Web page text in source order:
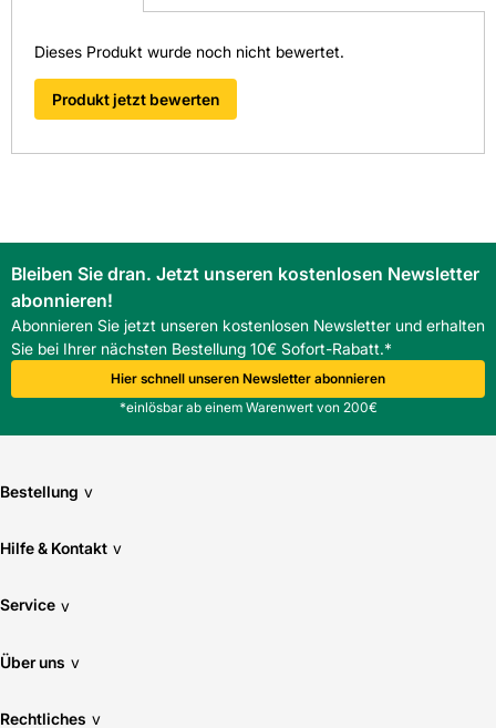
Fliesen-Kemmler Horb
Fliesen-Kemmler Oberndorf
Ort. Finden Sie hier Ihre nächste Kemmler
Dieses Produkt wurde noch nicht bewertet.
Produkt jetzt bewerten
Bleiben Sie dran. Jetzt unseren kostenlosen Newsletter
abonnieren!
Abonnieren Sie jetzt unseren kostenlosen Newsletter und erhalten
Sie bei Ihrer nächsten Bestellung 10€ Sofort-Rabatt.*
Hier schnell unseren Newsletter abonnieren
*einlösbar ab einem Warenwert von 200€
Bestellung v
Hilfe & Kontakt v
Service v
Über uns v
Rechtliches v